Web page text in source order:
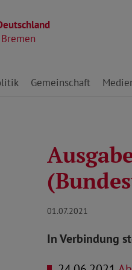
springen
Gemeinschaft
01.07.2021
In Verbindung